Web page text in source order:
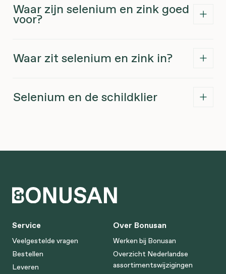
Waar zijn selenium en zink goed
voor?
Waar zit selenium en zink in?
Selenium en de schildklier
Service
Veelgestelde vragen
Bestellen
Leveren
Over Bonusan
Werken bij Bonusan
Overzicht Nederlandse
assortimentswijzigingen